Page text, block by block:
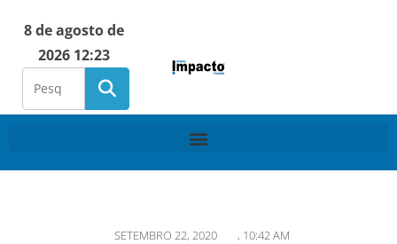
8 de agosto de
2026 12:23
SETEMBRO 22, 2020 , 10:42 AM